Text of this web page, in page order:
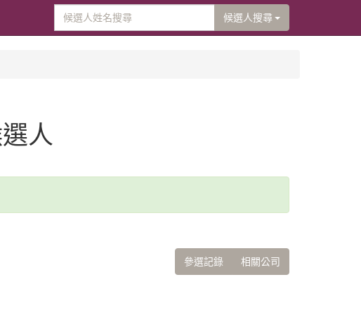
候選人搜尋
人
參選記錄 相關公司